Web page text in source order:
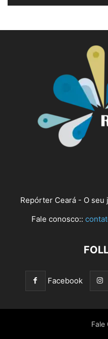
Repórter Ceará - O
Fale conosco::
Facebook
Fale